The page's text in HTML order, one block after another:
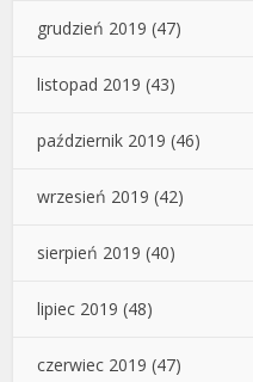
grudzień 2019 (47)
listopad 2019 (43)
październik 2019 (46)
wrzesień 2019 (42)
sierpień 2019 (40)
lipiec 2019 (48)
czerwiec 2019 (47)